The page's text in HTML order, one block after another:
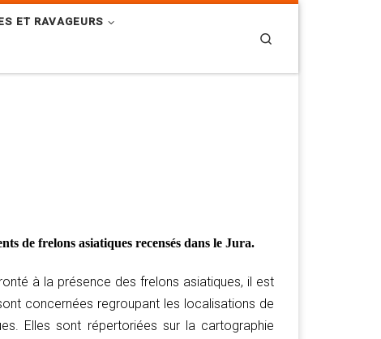
ET RAVAGEURS
de frelons asiatiques recensés dans le Jura.
à la présence des frelons asiatiques, il est
concernées regroupant les localisations de
Elles sont répertoriées sur la cartographie